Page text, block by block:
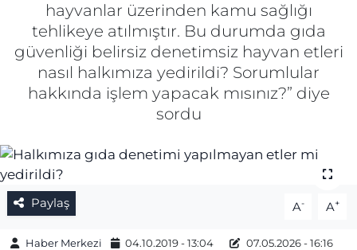
hayvanlar üzerinden kamu sağlığı
tehlikeye atılmıştır. Bu durumda gıda
güvenliği belirsiz denetimsiz hayvan etleri
nasıl halkımıza yedirildi? Sorumlular
hakkında işlem yapacak mısınız?” diye
sordu
Paylaş A- A+
Haber Merkezi 04.10.2019 - 13:04
07.05.2026 - 16:16
Yayın İlkeleri